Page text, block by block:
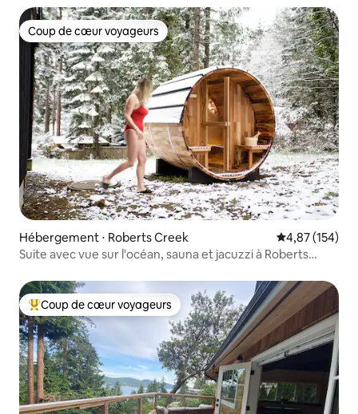
Coup de cœur voyageurs
Coup de cœur voyageurs
Hébergement ⋅ Roberts Creek Évaluation
4,87 (154)
Suite avec vue sur l'océan, sauna et jacuzzi à Roberts
Coups de cœur voyageurs les plus appréciés
Coup de cœur voyageurs